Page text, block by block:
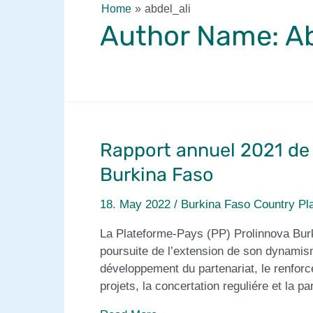
Home abdel_ali
Author Name:
Rapport annuel 2021
Burkina Faso
18. May 2022 / Burkina Faso Country
La Plateforme-Pays (PP) Prolinnova
poursuite de l’extension de son
développement du partenariat, le
projets, la concertation reguliére et la